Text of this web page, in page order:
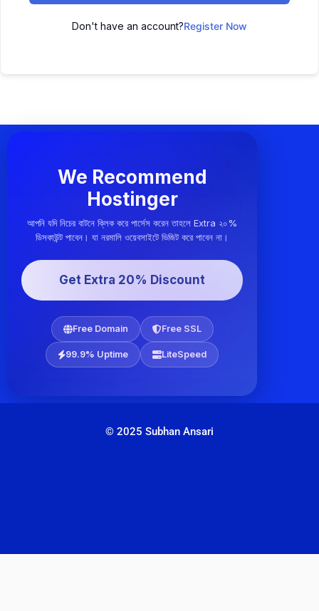
Don't have an account?Register Now
We Recommend
Hostinger
আপনি যদি নিচের বাটনে ক্লিক করে পার্সেস করেন তাহলে Extra ২০%
ডিসকাউন্ট পাবেন। যা নরমালি ওয়েবসাইটে ভিজিট করে পাবেন না।
Get Extra 20% Discount
Free Domain Free SSL
99.9% Uptime LiteSpeed
© 2025 Subhan Ansari